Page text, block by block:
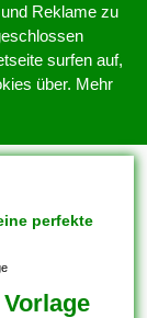
Reklame zu
surfen auf,
über. Mehr
perfekte